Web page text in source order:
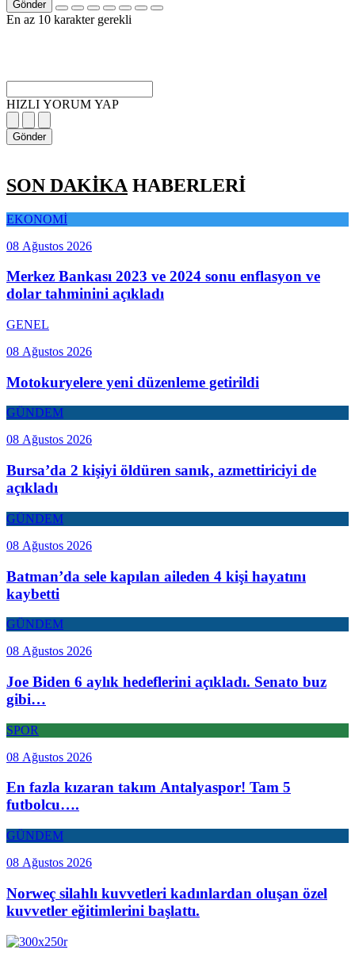
Gönder
En az 10 karakter gerekli
HIZLI YORUM YAP
Gönder
SON DAKİKA HABERLERİ
EKONOMİ
08 Ağustos 2026
Merkez Bankası 2023 ve 2024 sonu enflasyon ve
dolar tahminini açıkladı
GENEL
08 Ağustos 2026
Motokuryelere yeni düzenleme getirildi
GÜNDEM
08 Ağustos 2026
Bursa’da 2 kişiyi öldüren sanık, azmettiriciyi de
açıkladı
GÜNDEM
08 Ağustos 2026
Batman’da sele kapılan aileden 4 kişi hayatını
kaybetti
GÜNDEM
08 Ağustos 2026
Joe Biden 6 aylık hedeflerini açıkladı. Senato buz
gibi…
SPOR
08 Ağustos 2026
En fazla kızaran takım Antalyaspor! Tam 5
futbolcu….
GÜNDEM
08 Ağustos 2026
Norweç silahlı kuvvetleri kadınlardan oluşan özel
kuvvetler eğitimlerini başlattı.